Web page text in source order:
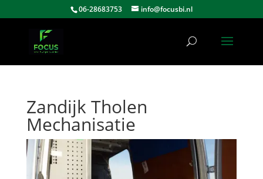
06-28683753 info@focusbi.nl
Zandijk Tholen
Mechanisatie